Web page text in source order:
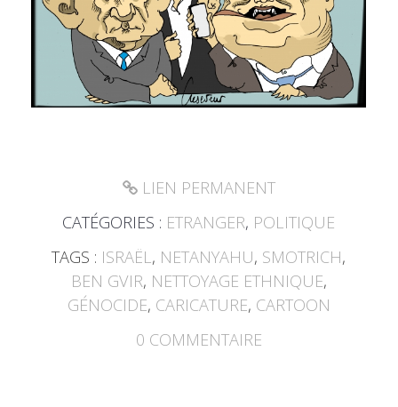
LIEN PERMANENT
CATÉGORIES : ETRANGER, POLITIQUE
TAGS : ISRAËL, NETANYAHU, SMOTRICH,
BEN GVIR, NETTOYAGE ETHNIQUE,
GÉNOCIDE, CARICATURE, CARTOON
0 COMMENTAIRE